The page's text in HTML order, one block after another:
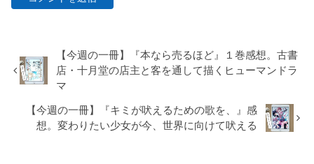
【今週の一冊】『本なら売るほど』１巻感想。古書
店・十月堂の店主と客を通して描くヒューマンドラ
マ
【今週の一冊】『キミが吠えるための歌を、』感
想。変わりたい少女が今、世界に向けて吠える